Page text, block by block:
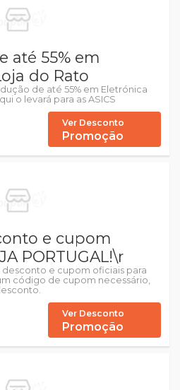
até 55% em
do Rato
de até 55% em Eletrónica
o levará para as ASICS
Ver Desconto
Promoção
e cupom
PORTUGAL!\r
e cupom oficiais para
código de cupom necessário,
Ver Desconto
Promoção